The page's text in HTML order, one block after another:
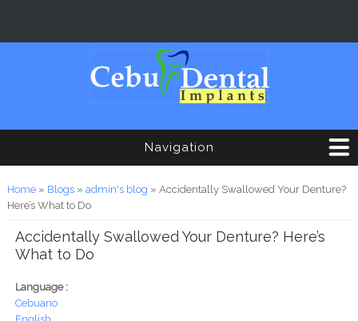
Navigation
You are here
Home» Blogs» admin's blog » Accidentally Swallowed Your Denture?
Here’s What to Do
Accidentally Swallowed Your Denture? Here’s
What to Do
Language :
Cebuano
English